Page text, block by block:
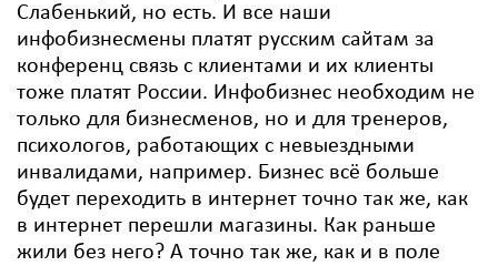
Слабенький, но есть. И все наши
инфобизнесмены платят русским сайтам за
конференц связь с клиентами и их клиенты
тоже платят России. Инфобизнес необходим не
только для бизнесменов, но и для тренеров,
психологов, работающих с невыездными
инвалидами, например. Бизнес всё больше
будет переходить в интернет точно так же, как
в интернет перешли магазины. Как раньше
жили без него? А точно так же, как и в поле